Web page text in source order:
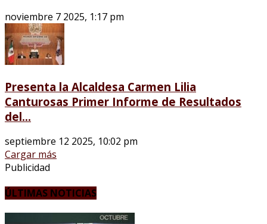
noviembre 7 2025, 1:17 pm
Presenta la Alcaldesa Carmen Lilia
Canturosas Primer Informe de Resultados
del...
septiembre 12 2025, 10:02 pm
Cargar más
Publicidad
ÚLTIMAS NOTICIAS